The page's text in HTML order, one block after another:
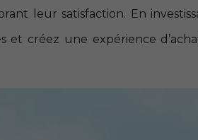
leur satisfaction. En
et créez une expérience